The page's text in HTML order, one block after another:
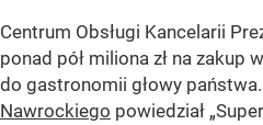
Centrum Obsługi Kancelarii
ponad pół miliona zł na zakup
do gastronomii głowy
Nawrockiego powiedział